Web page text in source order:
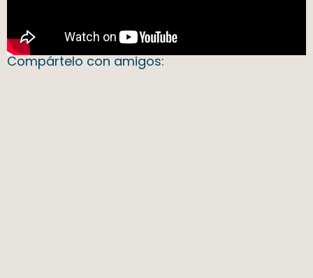
Compártelo con amigos: